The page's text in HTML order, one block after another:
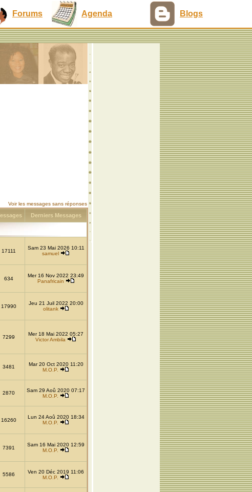
Forums Agenda Blogs
Voir les messages sans réponses
Derniers Messages
17111
Sam 23 Mai 2026 10:11
samuel
634
Mer 16 Nov 2022 23:49
Panafricain
17990
Jeu 21 Juil 2022 20:00
olitank
7299
Mer 18 Mai 2022 05:27
Victor Ambila
3481
Mar 20 Oct 2020 11:20
M.O.P.
2870
Sam 29 Aoû 2020 07:17
M.O.P.
16260
Lun 24 Aoû 2020 18:34
M.O.P.
7391
Sam 16 Mai 2020 12:59
M.O.P.
5586
Ven 20 Déc 2019 11:06
M.O.P.